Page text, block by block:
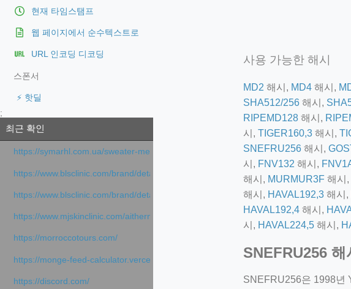
현재 타임스탬프
웹 페이지에서 순수텍스트로
URL 인코딩 디코딩
스폰서
⚡ 핫딜
;
최근 확인
https://symarhl.com.ua/sweater-merino-crew-neck-navy-blue/
https://www.blsclinic.com/brand/detail.php
https://www.blsclinic.com/brand/detail.php?c=1013&n=29306
https://www.mjskinclinic.com/aithermage
https://morroccotours.com/
https://monge-feed-calculator.vercel.app/feed-calculator
https://discord.com/
사용 가능한 해시
MD2 해시, MD4 해시,
SHA512/256 해시,
RIPEMD128 해시,
시, TIGER160,3 해시,
SNEFRU256 해시,
시, FNV132 해시,
해시, MURMUR3F 해시,
해시, HAVAL192,3 해시,
HAVAL192,4 해시,
시, HAVAL224,5 해시,
SNEFRU256
SNEFRU256은 1998년